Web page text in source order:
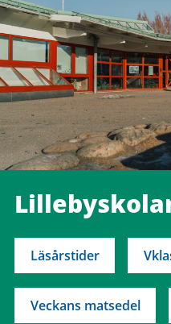
Läsårstider
Veckans matsedel